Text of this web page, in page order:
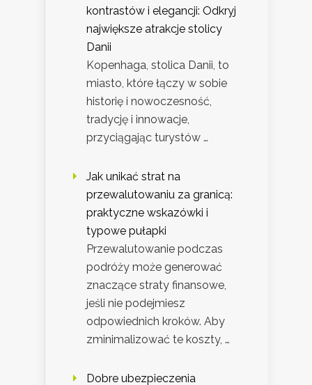
kontrastów i elegancji: Odkryj
największe atrakcje stolicy
Danii
Kopenhaga, stolica Danii, to
miasto, które łączy w sobie
historię i nowoczesność,
tradycję i innowacje,
przyciągając turystów …
Jak unikać strat na
przewalutowaniu za granicą:
praktyczne wskazówki i
typowe pułapki
Przewalutowanie podczas
podróży może generować
znaczące straty finansowe,
jeśli nie podejmiesz
odpowiednich kroków. Aby
zminimalizować te koszty, …
Dobre ubezpieczenia